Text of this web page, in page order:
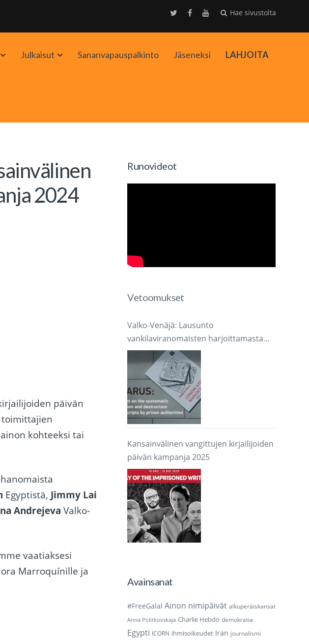
Hae sivustolta
AvaaJulkaisut AvaaSananvapauspalkinto Jäseneksi LAHJOITA
2024
päivän
toimittajien
kohteeksi tai
Egyptistä, Jimmy Lai
Andrejeva Valko-
vaatiaksesi
Marroquínille ja
Runovideot
Vetoomukset
Valko-Venäjä: Lausunto
vankilaviranomaisten harjoittamasta
järjestelmällisestä käsikirjoitusten
takavarikoinnista ja tuhoamisesta
Kansainvälinen vangittujen kirjailijoiden
päivän kampanja 2025
Avainsanat
#FreeGalal Ainon nimipäivät alkuperäiskansat
Anna Politkovskaja Charlie Hebdo demokratia
Egypti ICORN ihmisoikeudet Iran journalismi